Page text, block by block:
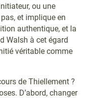
ou une
et implique en
authentique, et la
Walsh à cet égard
véritable comme
de Thiellement ?
D’abord, changer